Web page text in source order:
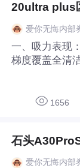
20ultra plus
爱你无悔内部
一、吸力表现
梯度覆盖全清
石头P20系列
1656
石头
爱你无悔内部